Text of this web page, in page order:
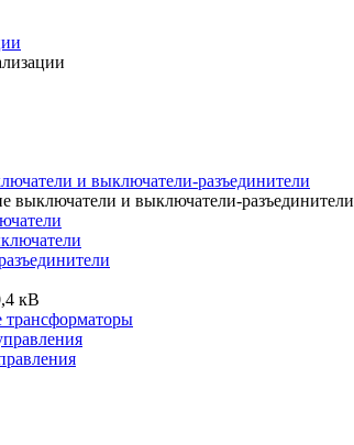
и выключатели-разъединители
выключатели и выключатели-разъединители
кВ